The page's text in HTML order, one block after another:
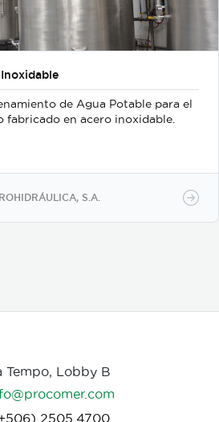
de Agua Potable para el
fabricado en acero inoxidable.
S.A.
Tempo, Lobby B
2505.4700